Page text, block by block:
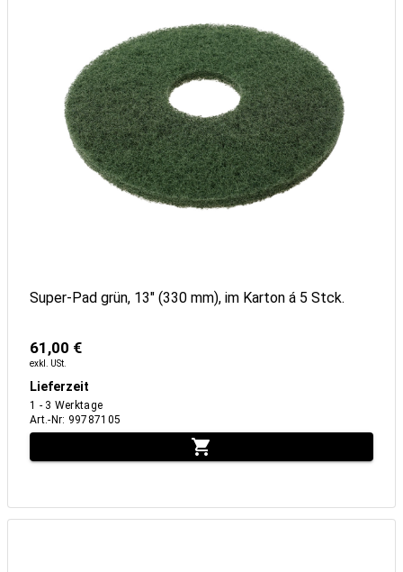
Super-Pad grün, 13" (330 mm), im Karton á 5 Stck.
61,00 €
exkl. USt.
Lieferzeit
1 - 3 Werktage
Art.-Nr: 99787105